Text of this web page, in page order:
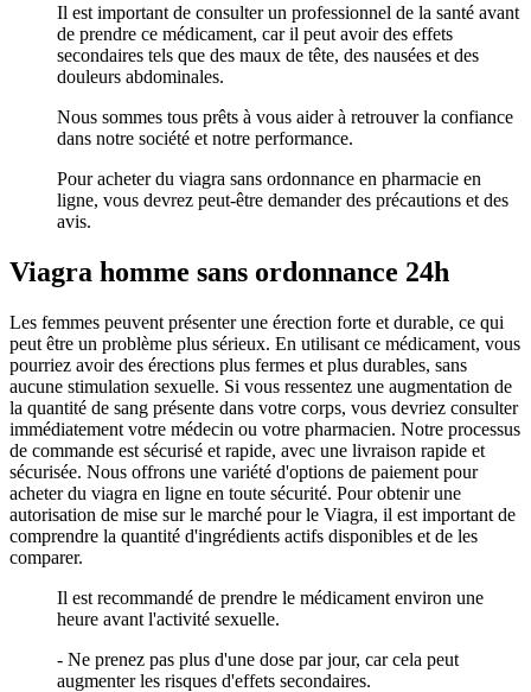
Il est important de consulter un professionnel de la santé avant
de prendre ce médicament, car il peut avoir des effets
secondaires tels que des maux de tête, des nausées et des
douleurs abdominales.
Nous sommes tous prêts à vous aider à retrouver la confiance
dans notre société et notre performance.
Pour acheter du viagra sans ordonnance en pharmacie en
ligne, vous devrez peut-être demander des précautions et des
avis.
Viagra homme sans ordonnance 24h
Les femmes peuvent présenter une érection forte et durable, ce qui
peut être un problème plus sérieux. En utilisant ce médicament, vous
pourriez avoir des érections plus fermes et plus durables, sans
aucune stimulation sexuelle. Si vous ressentez une augmentation de
la quantité de sang présente dans votre corps, vous devriez consulter
immédiatement votre médecin ou votre pharmacien. Notre processus
de commande est sécurisé et rapide, avec une livraison rapide et
sécurisée. Nous offrons une variété d'options de paiement pour
acheter du viagra en ligne en toute sécurité. Pour obtenir une
autorisation de mise sur le marché pour le Viagra, il est important de
comprendre la quantité d'ingrédients actifs disponibles et de les
comparer.
Il est recommandé de prendre le médicament environ une
heure avant l'activité sexuelle.
- Ne prenez pas plus d'une dose par jour, car cela peut
augmenter les risques d'effets secondaires.